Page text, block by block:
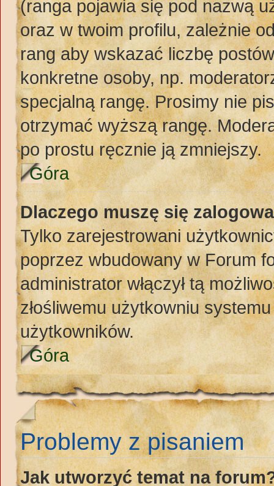
(ranga pojawia się pod nazwą
oraz w twoim profilu, zależnie
rang aby wskazać liczbę
konkretne osoby, np.
specjalną rangę. Prosimy nie
otrzymać wyższą rangę.
po prostu ręcznie ją zmniejszy.
Góra
Dlaczego muszę się
Tylko zarejestrowani
poprzez wbudowany w Forum
administrator włączył tą
złośliwemu użytkowniu
użytkowników.
Góra
Problemy z pisaniem
Jak utworzyć temat na